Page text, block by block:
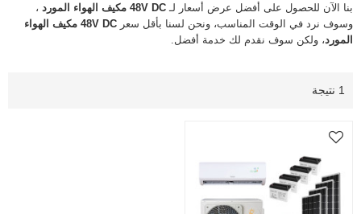
بنا الآن للحصول على أفضل عرض أسعار لـ 48V DC مكيف الهواء المورد
،
وسوف نرد في الوقت المناسب، ونحن لسنا بأقل سعر
48V DC مكيف الهواء
المورد، ولكن سوف نقدم لك خدمة أفضل.
1 نتيجة